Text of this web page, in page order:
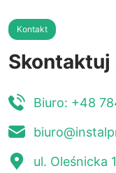
Kontakt
Skontaktuj
Biuro: +48
ul. Oleśnicka